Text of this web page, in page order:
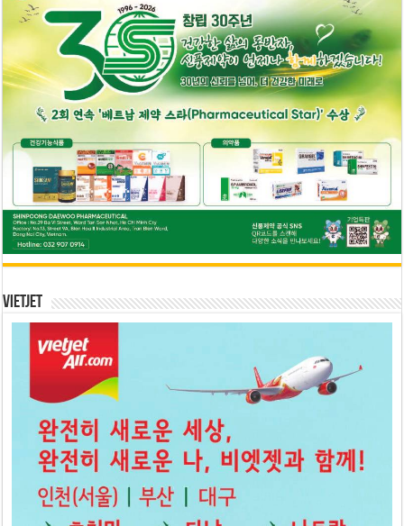
Vietjet